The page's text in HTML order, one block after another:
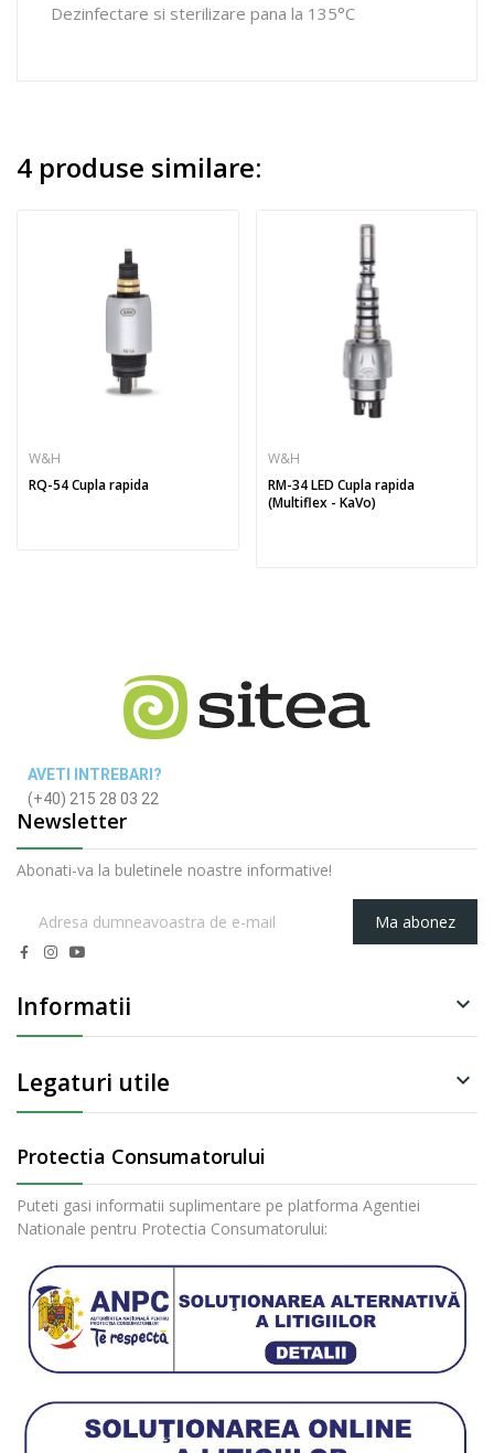
Dezinfectare si sterilizare pana la 135°C
4 produse similare:
W&H
RQ-54 Cupla rapida
W&H
RM-34 LED Cupla rapida
(Multiflex - KaVo)
AVETI INTREBARI?
(+40) 215 28 03 22
Newsletter
Abonati-va la buletinele noastre informative!
Ma abonez
Informatii 
Legaturi utile 
Protectia Consumatorului
Puteti gasi informatii suplimentare pe platforma Agentiei
Nationale pentru Protectia Consumatorului: